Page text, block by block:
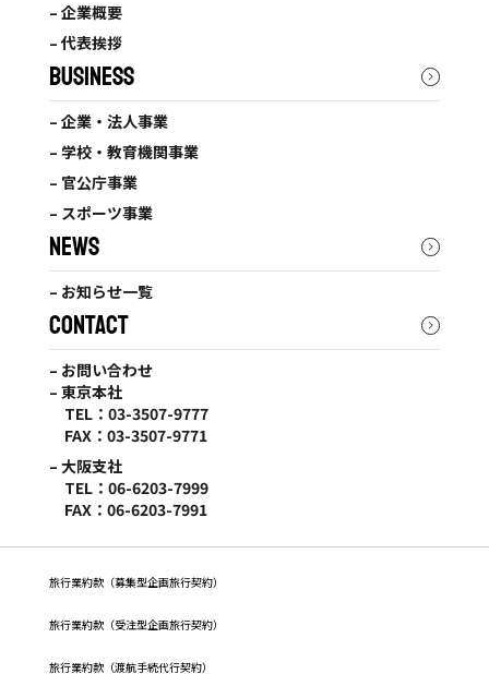
– 企業概要
– 代表挨拶
BUSINESS
– 企業・法人事業
– 学校・教育機関事業
– 官公庁事業
– スポーツ事業
NEWS
– お知らせ一覧
CONTACT
– お問い合わせ
– 東京本社
TEL：03-3507-9777
FAX：03-3507-9771
– 大阪支社
TEL：06-6203-7999
FAX：06-6203-7991
旅行業約款（募集型企画旅行契約）
旅⾏業約款（受注型企画旅⾏契約）
旅行業約款（渡航手続代行契約）